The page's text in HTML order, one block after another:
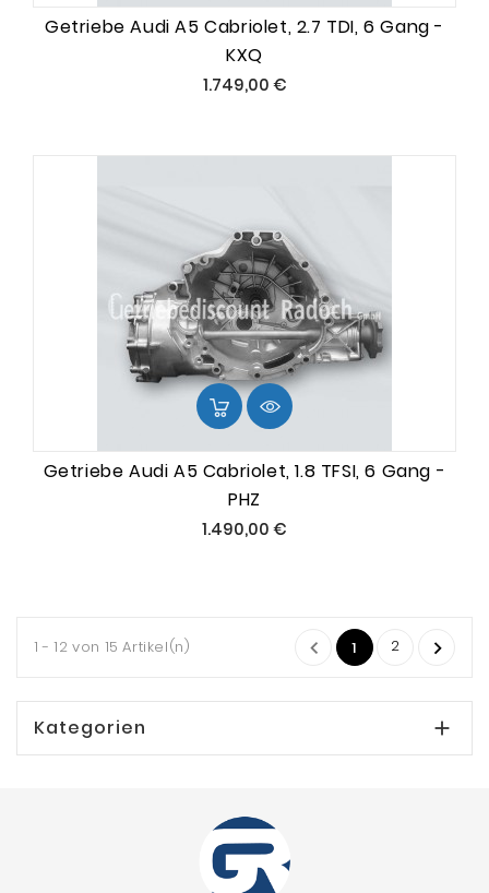
Getriebe Audi A5 Cabriolet, 2.7 TDI, 6 Gang -
KXQ
1.749,00 €Preis
Getriebe Audi A5 Cabriolet, 1.8 TFSI, 6 Gang -
PHZ
1.490,00 €
1 - 12 von 15 Artikel(n)  1 2 
Kategorien 